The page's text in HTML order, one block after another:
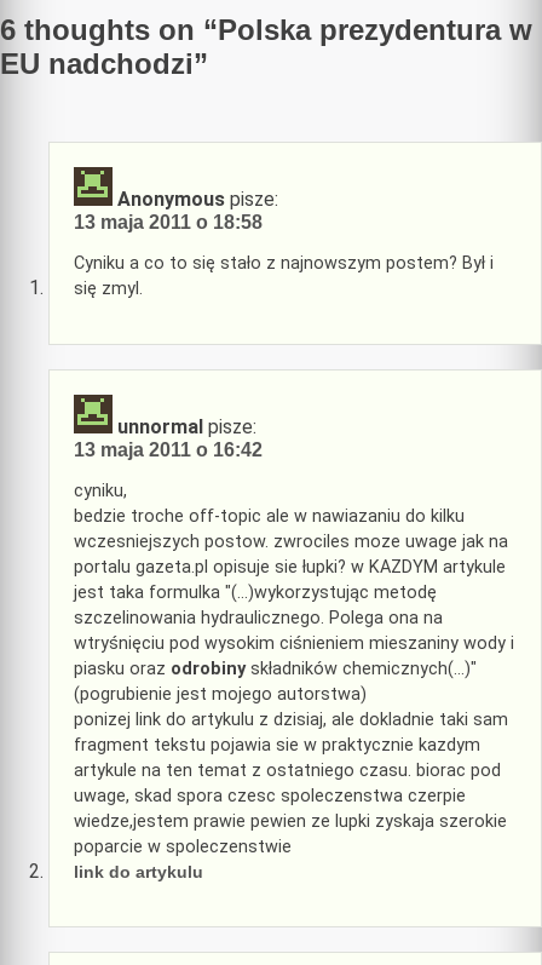
6 thoughts on “Polska prezydentura w
EU nadchodzi”
Anonymous pisze:
13 maja 2011 o 18:58
Cyniku a co to się stało z najnowszym postem? Był i
się zmyl.
unnormal pisze:
13 maja 2011 o 16:42
cyniku,
bedzie troche off-topic ale w nawiazaniu do kilku
wczesniejszych postow. zwrociles moze uwage jak na
portalu gazeta.pl opisuje sie łupki? w KAZDYM artykule
jest taka formulka "(…)wykorzystując metodę
szczelinowania hydraulicznego. Polega ona na
wtryśnięciu pod wysokim ciśnieniem mieszaniny wody i
piasku oraz odrobinyskładników chemicznych(…)"
(pogrubienie jest mojego autorstwa)
ponizej link do artykulu z dzisiaj, ale dokladnie taki sam
fragment tekstu pojawia sie w praktycznie kazdym
artykule na ten temat z ostatniego czasu. biorac pod
uwage, skad spora czesc spoleczenstwa czerpie
wiedze,jestem prawie pewien ze lupki zyskaja szerokie
poparcie w spoleczenstwie
link do artykulu